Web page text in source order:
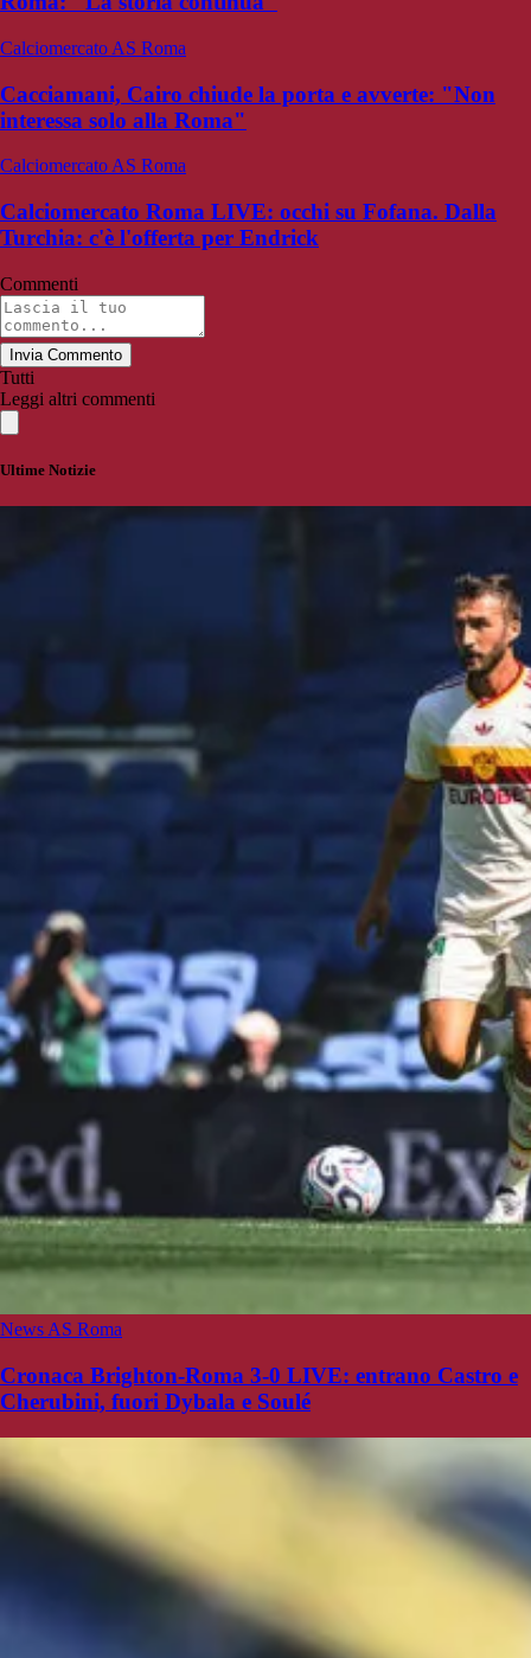
Calciomercato AS Roma
Cacciamani, Cairo chiude la porta e avverte: "Non
interessa solo alla Roma"
Calciomercato AS Roma
Calciomercato Roma LIVE: occhi su Fofana. Dalla
Turchia: c'è l'offerta per Endrick
Commenti
Invia Commento
Tutti
Leggi altri commenti
Ultime Notizie
News AS Roma
Cronaca Brighton-Roma 3-0 LIVE: entrano Castro e
Cherubini, fuori Dybala e Soulé